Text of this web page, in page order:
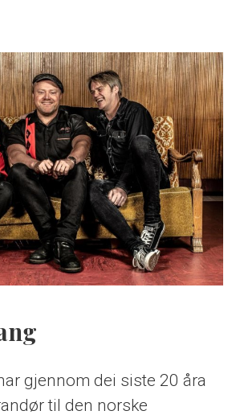
gjennom dei siste 20 åra
til den norske